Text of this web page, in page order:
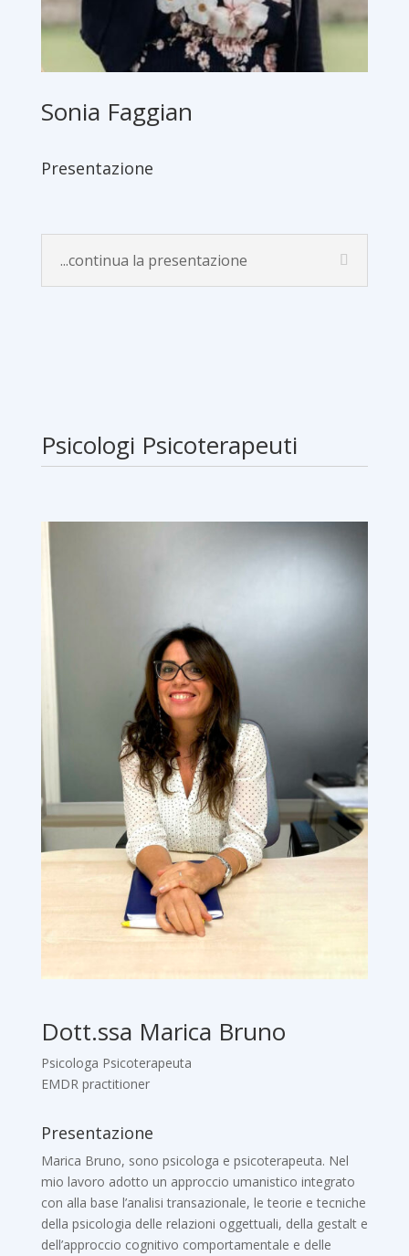
Sonia Faggian
Presentazione
...continua la presentazione
Psicologi Psicoterapeuti
Dott.ssa Marica Bruno
Psicologa Psicoterapeuta
EMDR practitioner
Presentazione
Marica Bruno, sono psicologa e psicoterapeuta. Nel
mio lavoro adotto un approccio umanistico integrato
con alla base l’analisi transazionale, le teorie e tecniche
della psicologia delle relazioni oggettuali, della gestalt e
dell’approccio cognitivo comportamentale e delle